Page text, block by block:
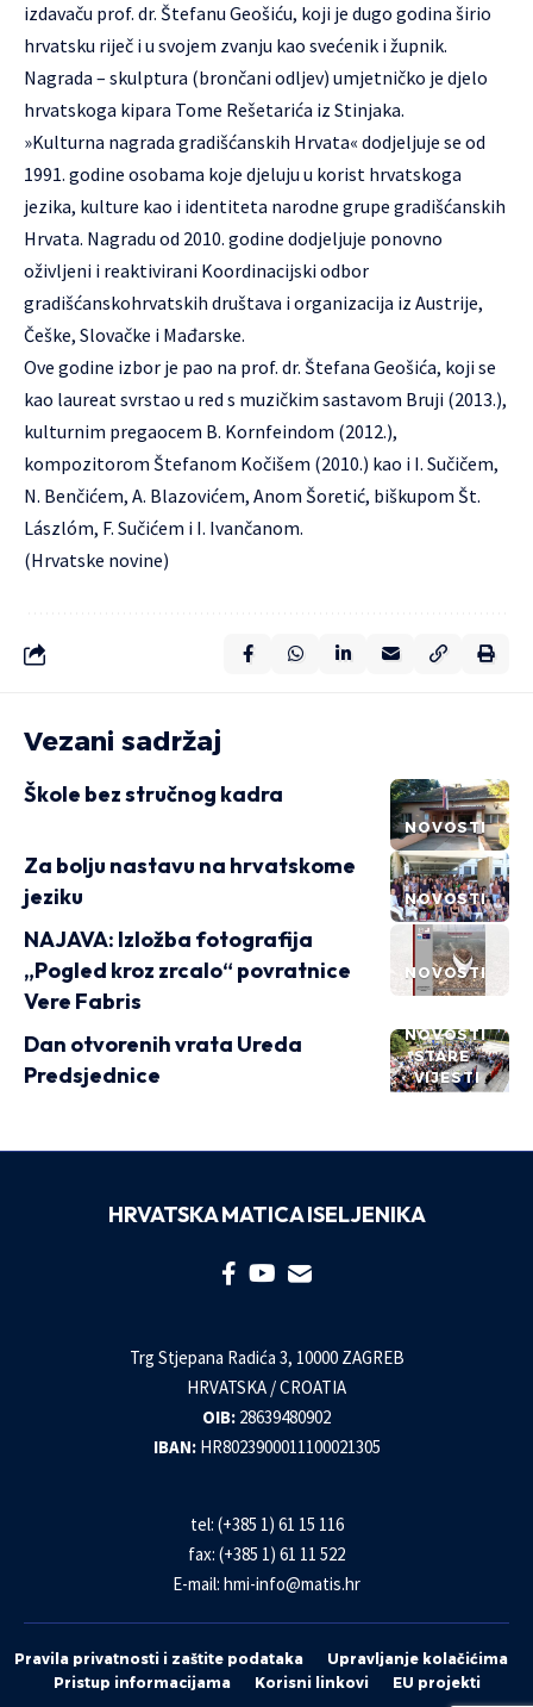
izdavaču prof. dr. Štefanu Geošiću, koji je dugo godina širio
hrvatsku riječ i u svojem zvanju kao svećenik i župnik.
Nagrada – skulptura (brončani odljev) umjetničko je djelo
hrvatskoga kipara Tome Rešetarića iz Stinjaka.
»Kulturna nagrada gradišćanskih Hrvata« dodjeljuje se od
1991. godine osobama koje djeluju u korist hrvatskoga
jezika, kulture kao i identiteta narodne grupe gradišćanskih
Hrvata. Nagradu od 2010. godine dodjeljuje ponovno
oživljeni i reaktivirani Koordinacijski odbor
gradišćanskohrvatskih društava i organizacija iz Austrije,
Češke, Slovačke i Mađarske.
Ove godine izbor je pao na prof. dr. Štefana Geošića, koji se
kao laureat svrstao u red s muzičkim sastavom Bruji (2013.),
kulturnim pregaocem B. Kornfeindom (2012.),
kompozitorom Štefanom Kočišem (2010.) kao i I. Sučičem,
N. Benčićem, A. Blazovićem, Anom Šoretić, biškupom Št.
Lászlóm, F. Sučićem i I. Ivančanom.
(Hrvatske novine)
Vezani sadržaj
NOVOSTI
Škole bez stručnog kadra
NOVOSTI
Za bolju nastavu na hrvatskome
jeziku
NOVOSTI
NAJAVA: Izložba fotografija
„Pogled kroz zrcalo“ povratnice
Vere Fabris
NOVOSTI
STARE
VIJESTI
Dan otvorenih vrata Ureda
Predsjednice
HRVATSKA MATICA ISELJENIKA
Trg Stjepana Radića 3, 10000 ZAGREB
HRVATSKA / CROATIA
OIB: 28639480902
IBAN: HR8023900011100021305
tel: (+385 1) 61 15 116
fax: (+385 1) 61 11 522
E-mail: hmi-info@matis.hr
Pravila privatnosti i zaštite podataka
Upravljanje kolačićima
Pristup informacijama
Korisni linkovi EU projekti